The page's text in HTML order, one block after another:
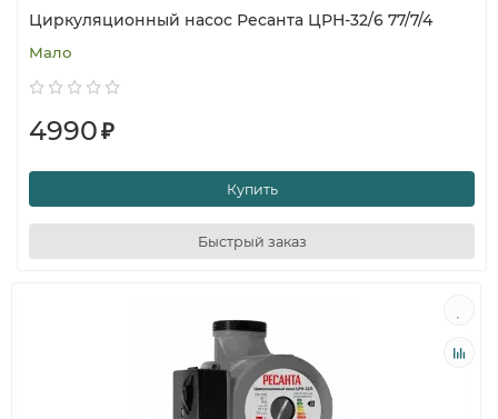
Циркуляционный насос Ресанта ЦРН-32/6 77/7/4
Мало
4990₽
Купить
Быстрый заказ